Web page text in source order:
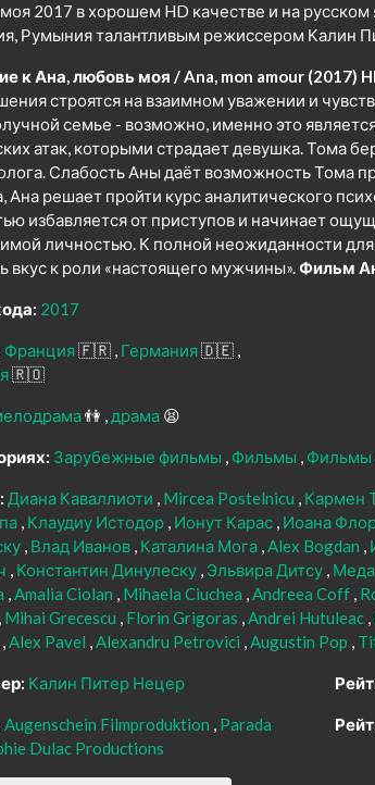
2017 в хорошем HD качестве и на
Румыния талантливым режиссером Калин
к Ана, любовь моя / Ana, mon amour (2017)
строятся на взаимном уважении и
семье - возможно, именно это
атак, которыми страдает девушка. Тома
Слабость Аны даёт возможность Тома
Ана решает пройти курс аналитического
избавляется от приступов и начинает
личностью. К полной неожиданности
вкус к роли «настоящего мужчины».Фильм
2017
Франция🇫🇷 Германия🇩🇪
🇷🇴
👫 драма 😫
Зарубежные фильмы Фильмы Фильмы
Диана Каваллиоти Mircea Postelnicu Кармен
Клаудиу Истодор Ионут Карас Иоана
Влад Иванов Каталина Мога Alex Bogdan
Константин Динулеску Эльвира Дитсу
Amalia Ciolan Mihaela Ciuchea Andreea Coff
Mihai Grecescu Florin Grigoras Andrei Hutuleac
Alex Pavel Alexandru Petrovici Augustin Pop
Калин Питер Нецер
Augenschein Filmproduktion
Parada
Dulac Productions